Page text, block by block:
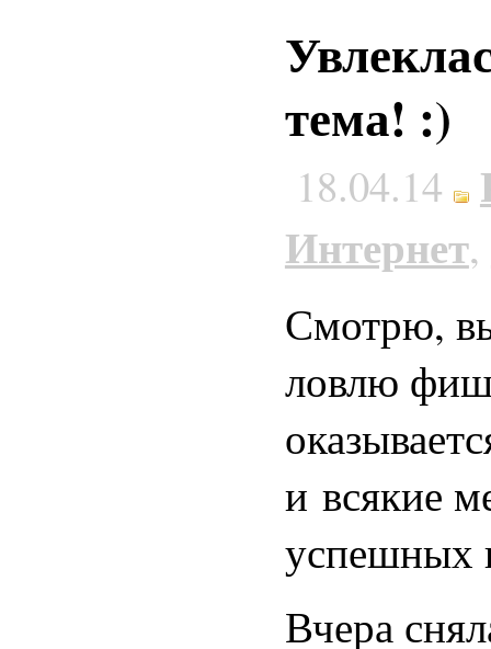
тема! :)
18.04.14
Интернет,
Смотрю,
ловлю
и всякие
успешных
Вчера